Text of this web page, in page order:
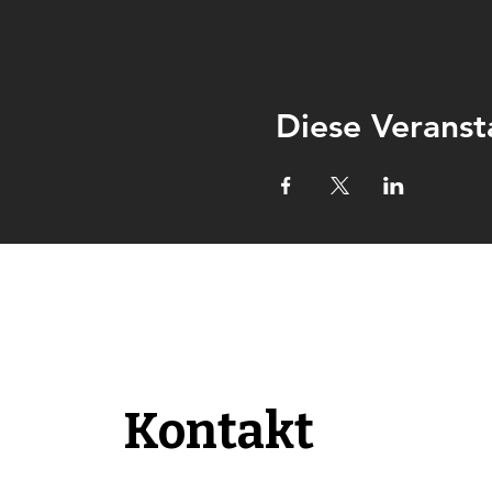
Diese
Kontakt